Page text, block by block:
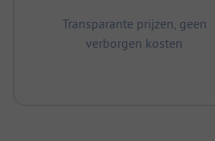
Transparante prijzen, geen
verborgen kosten